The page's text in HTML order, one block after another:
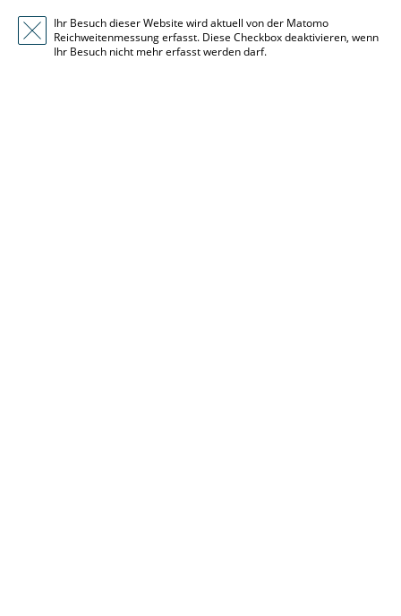
Ihr Besuch dieser Website wird aktuell von der Matomo
Reichweitenmessung erfasst. Diese Checkbox deaktivieren, wenn
Ihr Besuch nicht mehr erfasst werden darf.